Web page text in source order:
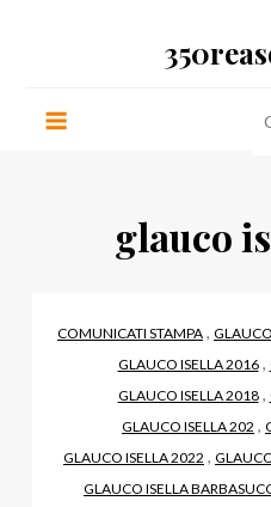
glauco
COMUNICATI STAMPA ,
GLAUCO ISELLA 2016,
GLAUCO ISELLA 2018,
GLAUCO ISELLA 202 ,
GLAUCO ISELLA 2022 ,
GLAUCO ISELLA